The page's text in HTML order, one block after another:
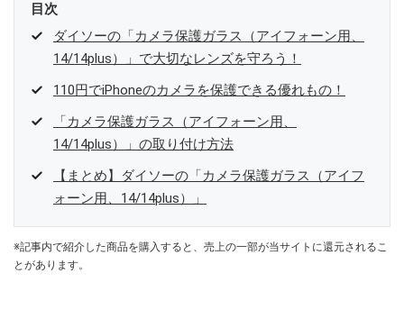
目次
ダイソーの「カメラ保護ガラス（アイフォーン用、
14/14plus）」で大切なレンズを守ろう！
110円でiPhoneのカメラを保護できる優れもの！
「カメラ保護ガラス（アイフォーン用、
14/14plus）」の取り付け方法
【まとめ】ダイソーの「カメラ保護ガラス（アイフ
ォーン用、14/14plus）」
※記事内で紹介した商品を購入すると、売上の一部が当サイトに還元されるこ
とがあります。